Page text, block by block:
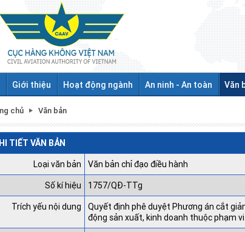
Giới thiệu Hoạt động ngành An ninh - An toàn Văn
chủ Văn bản
TIẾT VĂN BẢN
Loại văn bản
Văn bản chỉ đạo điều hành
Số kí hiệu
1757/QĐ-TTg
Trích yếu nội dung
Quyết định phê duyệt Phương án cắt
động sản xuất, kinh doanh thuộc phạm